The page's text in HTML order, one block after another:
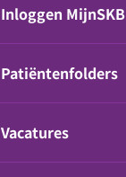
Inloggen MijnSKB
Patiëntenfolders
Vacatures